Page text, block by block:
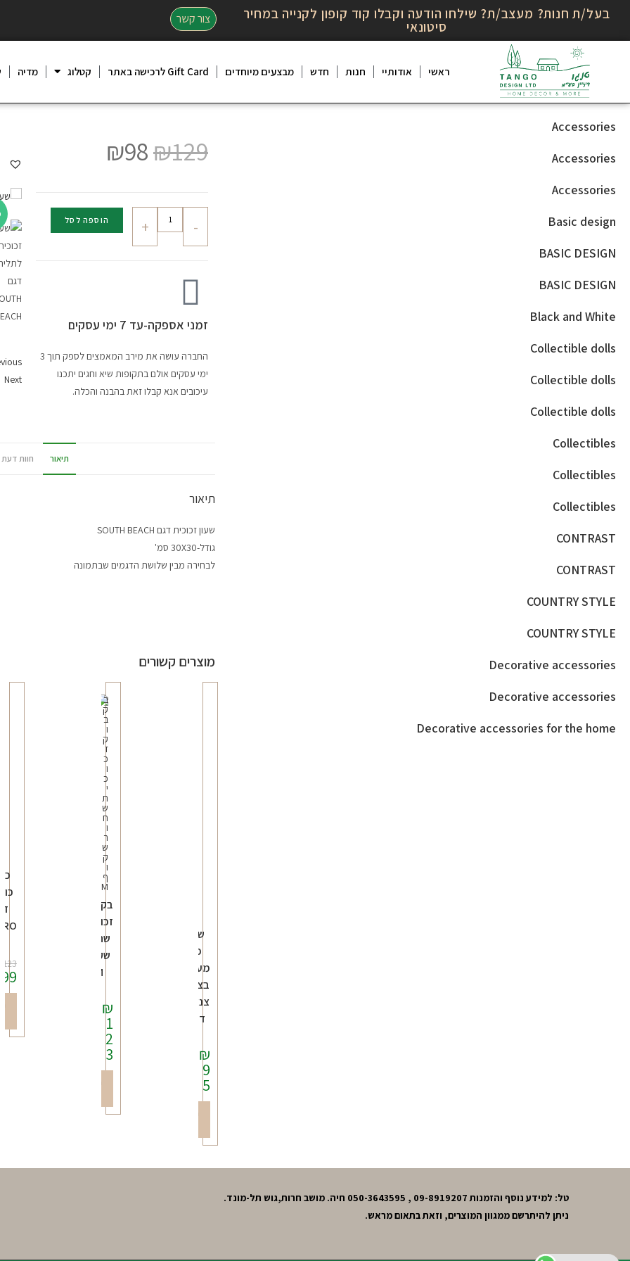
בעל/ת חנות? מעצב/ת? שילחו הודעה וקבלו קוד קופון לקנייה במחיר
סיטונאי צור קשר
ראשי אודותיי חנות חדש מבצעים מיוחדים Gift Card לרכישה באתר קטלוג מדיה
Accessories
Accessories
Accessories
Basic design
BASIC DESIGN
BASIC DESIGN
Black and White
Collectible dolls
Collectible dolls
Collectible dolls
Collectibles
Collectibles
Collectibles
CONTRAST
CONTRAST
COUNTRY STYLE
COUNTRY STYLE
Decorative accessories
Decorative accessories
Decorative accessories for the home
₪129
₪98
-
+ הוספה לסל
זמני אספקה-עד 7 ימי עסקים
החברה עושה את מירב המאמצים לספק תוך 3
ימי עסקים אולם בתקופות שיא וחגים יתכנו
עיכובים אנא קבלו זאת בהבנה והכלה.
Next
תיאור חוות דעת
תיאור
שעון זכוכית דגם SOUTH BEACH
גודל-30X30 סמ'
לבחירה מבין שלושת הדגמים שבתמונה
מוצרים קשורים
שלט
פח
מעוצב
בצורת
צנצנת
דבש
₪
9
5
בקבוק
זכוכית
שחור
שקוף
M
₪
1
2
3
123
99
טל: למידע נוסף והזמנות 09-8919207 , 050-3643595 חיה. מושב חרות,גוש תל-מונד.
ניתן להיתרשם ממגוון המוצרים, וזאת בתאום מראש.